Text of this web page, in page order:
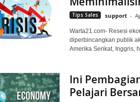
Tips Sales support -
Warta21.com- Resesi
diperbincangkan publik
Amerika Serikat, Inggris,
Ini
Pelajari